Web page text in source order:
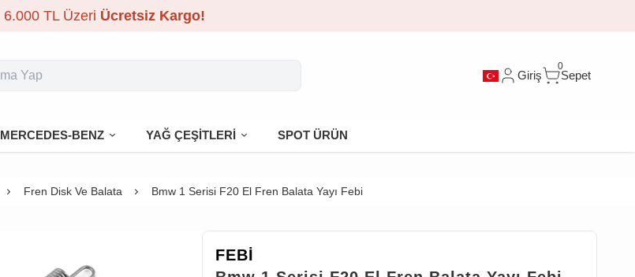
6.000 TL Üzeri Ücretsiz Kargo!
Giriş
0
Sepet
MERCEDES-BENZ YAĞ ÇEŞİTLERİ SPOT ÜRÜN
Fren Disk Ve Balata Bmw 1 Serisi F20 El Fren Balata Yayı Febi
FEBİ